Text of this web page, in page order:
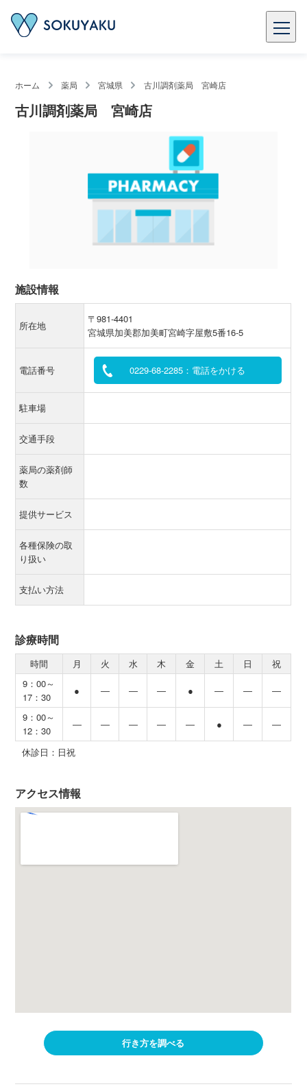
ホーム 薬局 宮城県 古川調剤薬局 宮崎店
古川調剤薬局 宮崎店
施設情報
所在地
〒981-4401
宮城県加美郡加美町宮崎字屋敷5番16-5
電話番号 0229-68-2285：電話をかける
駐車場
交通手段
薬局の薬剤師
数
提供サービス
各種保険の取
り扱い
支払い方法
診療時間
時間 月 火 水 木 金 土 日
祝
9：00～
17：30
● ― ― ― ● ― ― ―
9：00～
12：30
― ― ― ― ― ● ― ―
休診日：日祝
アクセス情報
行き方を調べる